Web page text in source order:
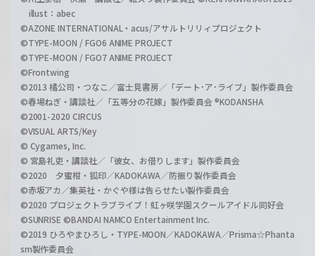
illust：abec
©AZONE INTERNATIONAL・acus/アサルトリリィプロジェクト
©TYPE-MOON / FGO6 ANIME PROJECT
©TYPE-MOON / FGO7 ANIME PROJECT
©Frontwing
©2013 橘公司・つなこ／富士見書房／「デート･ア･ライブ」製作委員会
©春場ねぎ・講談社／「五等分の花嫁」製作委員会 ®KODANSHA
©2001-2020 CIRCUS
©VISUAL ARTS/Key
© Cygames, Inc.
© 宮島礼吏・講談社／「彼女、お借りします」製作委員会
©2020 夕蜜柑・狐印／KADOKAWA／防振り製作委員会
©赤坂アカ／集英社・かぐや様は告らせたい製作委員会
©2020 プロジェクトラブライブ！虹ヶ咲学園スクールアイドル同好会
©SUNRISE ©BANDAI NAMCO Entertainment Inc.
©2019 ひろやまひろし・TYPE-MOON／KADOKAWA／Prisma☆Phanta
sm製作委員会